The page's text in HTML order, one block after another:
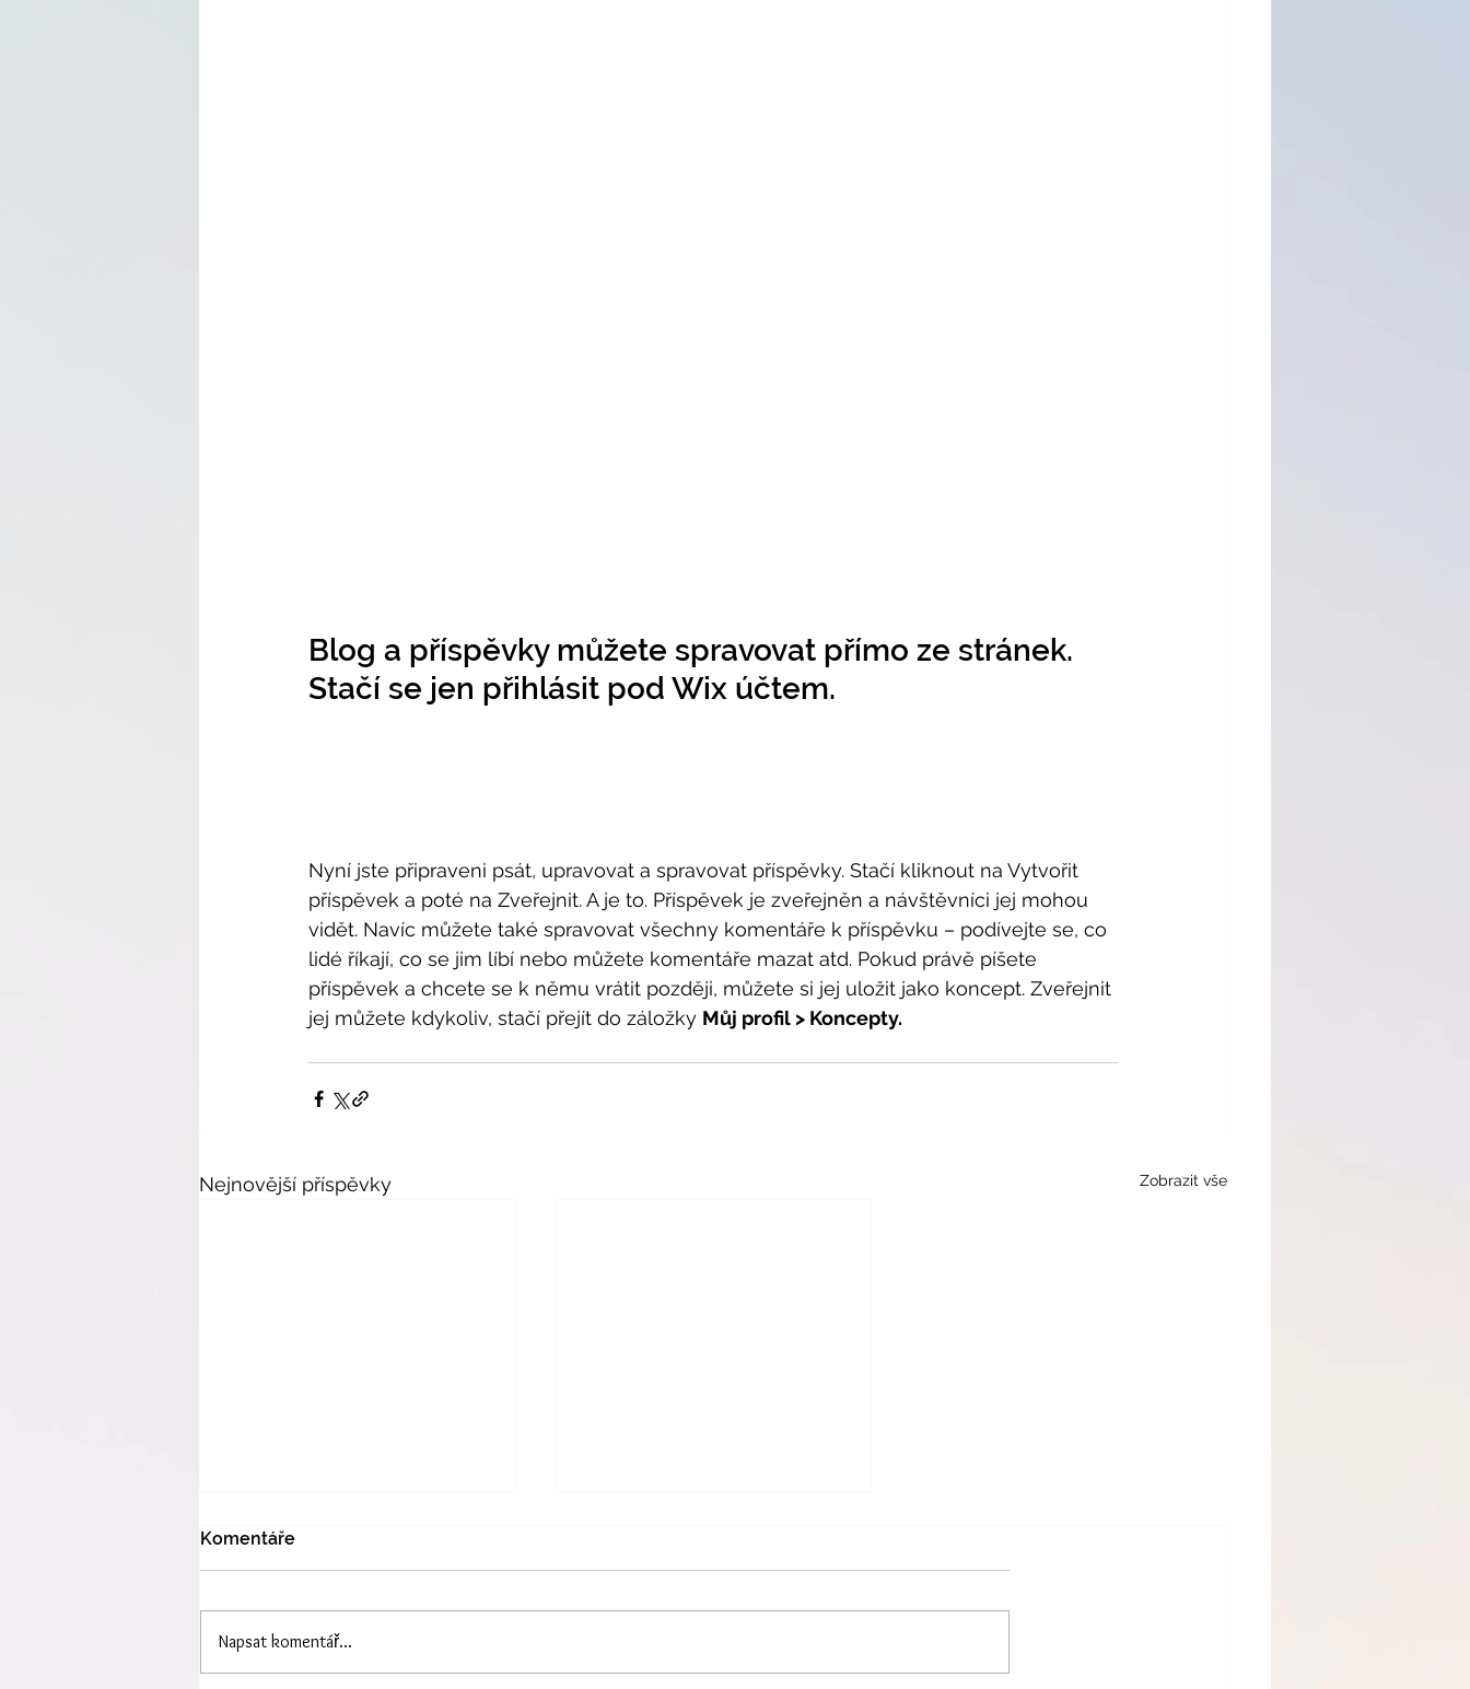
Blog a příspěvky můžete spravovat přímo ze stránek.
Stačí se jen přihlásit pod Wix účtem.
Nyní jste připraveni psát, upravovat a spravovat příspěvky. Stačí kliknout na Vytvořit
příspěvek a poté na Zveřejnit. A je to. Příspěvek je zveřejněn a návštěvníci jej mohou
vidět. Navíc můžete také spravovat všechny komentáře k příspěvku – podívejte se, co
lidé říkají, co se jim líbí nebo můžete komentáře mazat atd. Pokud právě píšete
příspěvek a chcete se k němu vrátit později, můžete si jej uložit jako koncept. Zveřejnit
jej můžete kdykoliv, stačí přejít do záložky Můj profil > Koncepty.
Nejnovější příspěvky Zobrazit vše
Komentáře
Napsat komentář...